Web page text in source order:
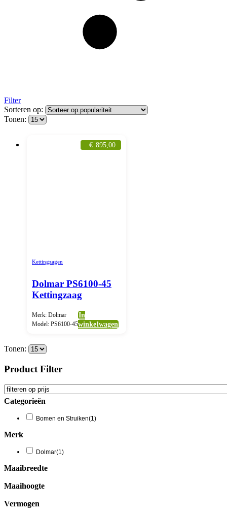
Filter
Sorteren op:
Tonen:
€ 895,00
Kettingzagen
Dolmar PS6100-45
Kettingzaag
Merk: Dolmar
Model: PS6100-45
In
winkelwagen
Tonen:
Product Filter
Categorieën
Bomen en Struiken(1)
Merk
Dolmar(1)
Maaibreedte
Maaihoogte
Vermogen